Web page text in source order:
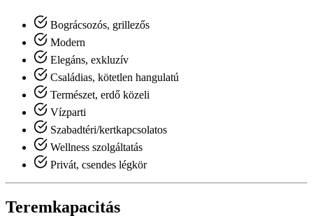
Bográcsozós, grillezős
Modern
Elegáns, exkluzív
Családias, kötetlen hangulatú
Természet, erdő közeli
Vízparti
Szabadtéri/kertkapcsolatos
Wellness szolgáltatás
Privát, csendes légkör
Teremkapacitás